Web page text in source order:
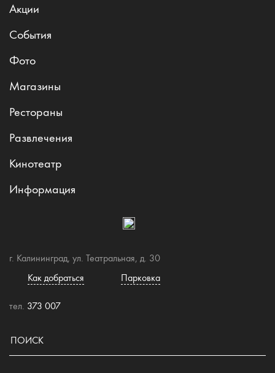
Акции
События
Фото
Магазины
Рестораны
Развлечения
Кинотеатр
Информация
г. Калининград, ул. Театральная, д. 30
Как добраться
Парковка
тел. 373 007